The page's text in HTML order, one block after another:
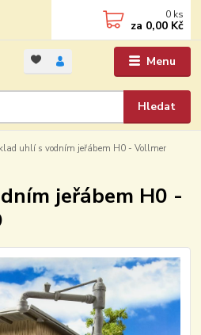
Menu
Hledat
0 ks
za 0,00 Kč
uhlí s vodním jeřábem H0 - Vollmer
jeřábem H0 -